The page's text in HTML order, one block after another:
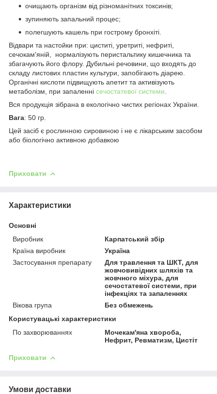
очищають організм від різноманітних токсинів;
зупиняють запальний процес;
полегшують кашель при гострому бронхіті.
Відвари та настойки при: циститі, уретриті, нефриті,
сечокам'яній, нормалізують перистальтику кишечника та
збагачують його флору. Дубильні речовини, що входять до
складу листових пластин культури, запобігають діарею.
Органічні кислоти підвищують апетит та активізують
метаболізм, при запаленні сечостатевої системи
Вся продукція зібрана в екологічно чистих регіонах України.
Вага: 50 гр.
Цей засіб є рослинною сировиною і не є лікарським засобом
або біологічно активною добавкою
Приховати
Характеристики
Основні
Виробник
Карпатський збір
Країна виробник
Україна
Застосування препарату
Для травлення та ШКТ, для
жовчовивідних шляхів та
жовчного міхура, для
сечостатевої системи, при
інфекціях та запаленнях
Вікова група
Без обмежень
Користувацькi характеристики
По захворюваннях
Мочекам'яна хвороба,
Нефрит, Ревматизм, Цистіт
Приховати
Умови доставки